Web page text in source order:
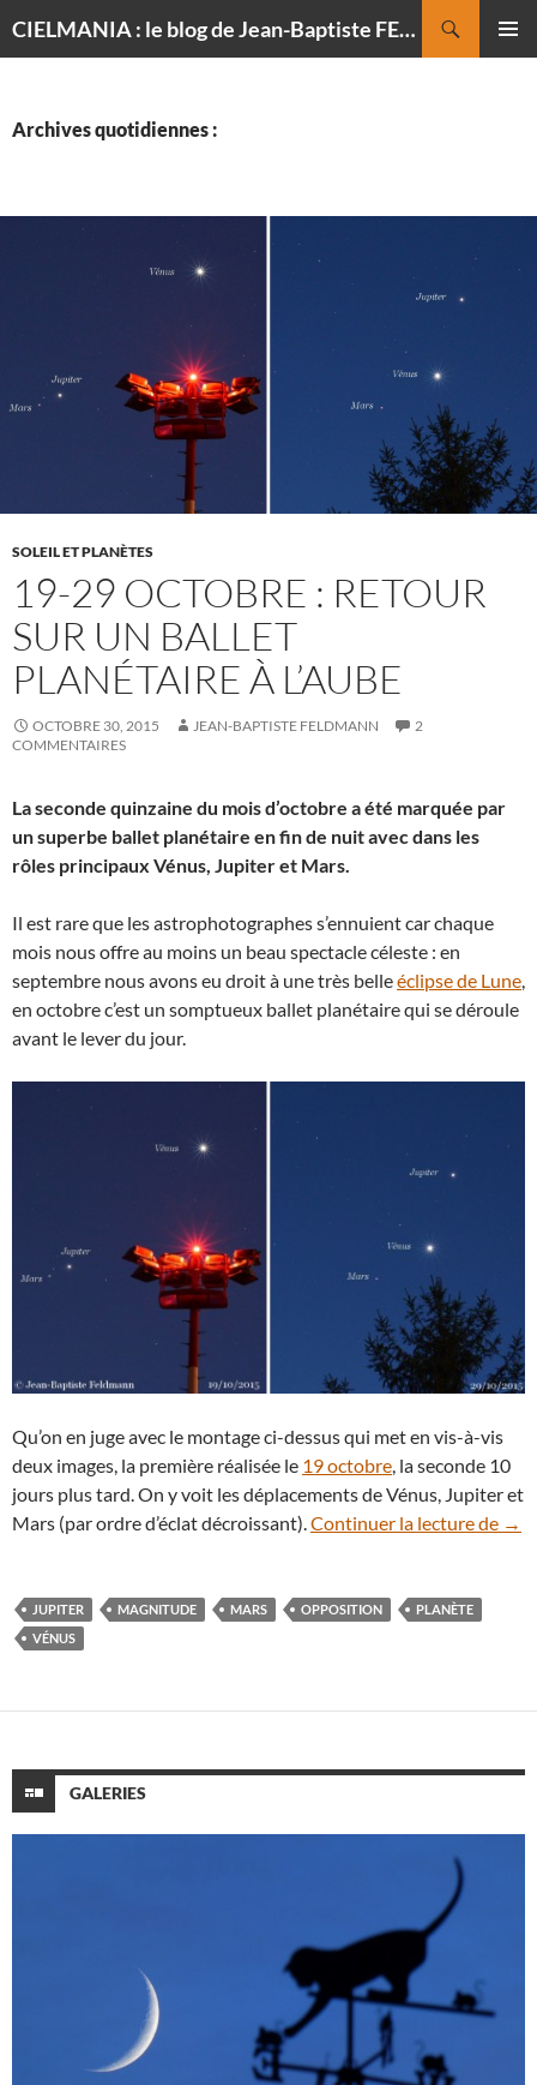
CIELMANIA : le blog de Jean-Baptiste FELDMANN, photographe du ciel
Archives quotidiennes :
SOLEIL ET PLANÈTES
19-29 OCTOBRE : RETOUR
SUR UN BALLET
PLANÉTAIRE À L’AUBE
OCTOBRE 30, 2015 JEAN-BAPTISTE FELDMANN
2
COMMENTAIRES
La seconde quinzaine du mois d’octobre a été marquée par
un superbe ballet planétaire en fin de nuit avec dans les
rôles principaux Vénus, Jupiter et Mars.
Il est rare que les astrophotographes s’ennuient car chaque
mois nous offre au moins un beau spectacle céleste : en
septembre nous avons eu droit à une très belleéclipse de Lune,
en octobre c’est un somptueux ballet planétaire qui se déroule
avant le lever du jour.
Qu’on en juge avec le montage ci-dessus qui met en vis-à-vis
deux images, la première réalisée le 19 octobre , la seconde 10
jours plus tard. On y voit les déplacements de Vénus, Jupiter et
Mars (par ordre d’éclat décroissant). Continuer la lecture de →
JUPITER MAGNITUDE MARS OPPOSITION
PLANÈTE
VÉNUS
GALERIES